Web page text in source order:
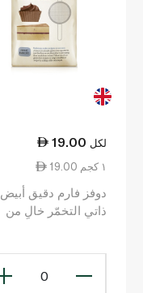
19.00 لكل
19.00 ١ كجم
دوفز فارم دقيق أبيض
ذاتي التخمّر خالٍ من
0